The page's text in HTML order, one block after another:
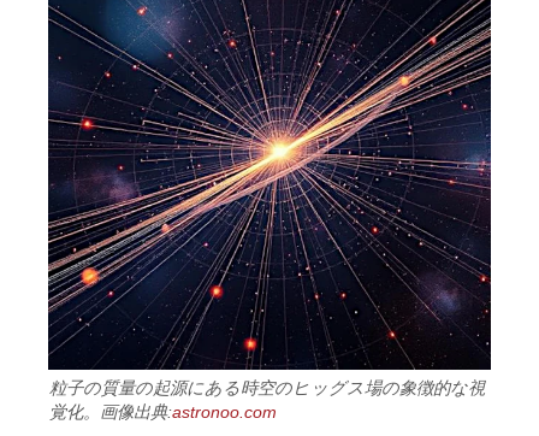
粒子の質量の起源にある時空のヒッグス場の象徴的な視
覚化。画像出典:astronoo.com